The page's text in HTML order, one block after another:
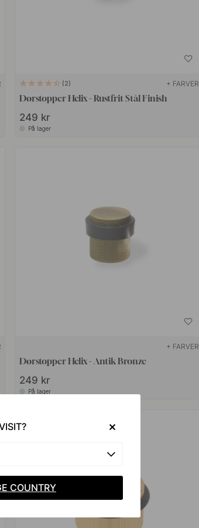
2 + FARVER
Dørstopper Helix - Rustfrit Stål Finish
249 kr
På lager
+ FARVER
Dørstopper Helix - Antik Bronze
249 kr
På lager
COUNTRY